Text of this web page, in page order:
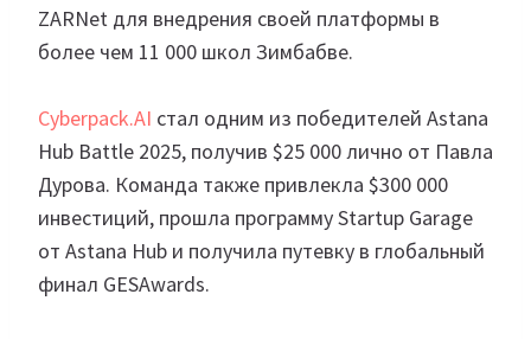
ZARNet для внедрения своей платформы в
более чем 11 000 школ Зимбабве.
Cyberpack.AI стал одним из победителей Astana
Hub Battle 2025, получив $25 000 лично от Павла
Дурова. Команда также привлекла $300 000
инвестиций, прошла программу Startup Garage
от Astana Hub и получила путевку в глобальный
финал GESAwards.